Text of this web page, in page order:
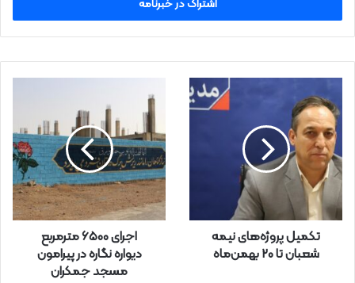
ا
ی
خ
و
ر
ا
و
ا
ر
تکمیل پروژه‌های نیمه
شعبان تا 20 بهمن‌ماه
اجرای ۶۵۰۰ مترمربع
دیواره نگاره در پیرامون
مسجد جمکران